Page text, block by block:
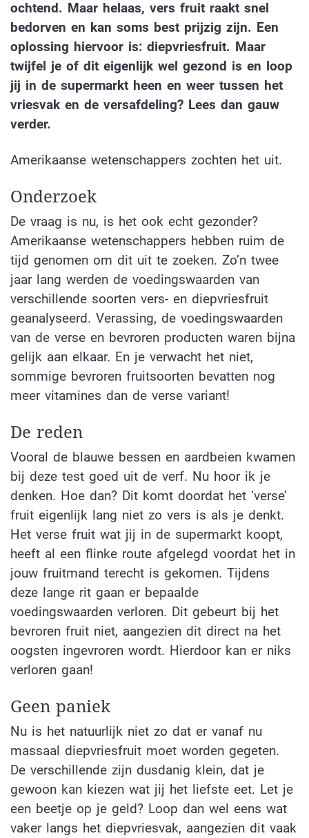
ochtend. Maar helaas, vers fruit raakt snel
bedorven en kan soms best prijzig zijn. Een
oplossing hiervoor is: diepvriesfruit. Maar
twijfel je of dit eigenlijk wel gezond is en loop
jij in de supermarkt heen en weer tussen het
vriesvak en de versafdeling? Lees dan gauw
verder.
Amerikaanse wetenschappers zochten het uit.
Onderzoek
De vraag is nu, is het ook echt gezonder?
Amerikaanse wetenschappers hebben ruim de
tijd genomen om dit uit te zoeken. Zo’n twee
jaar lang werden de voedingswaarden van
verschillende soorten vers- en diepvriesfruit
geanalyseerd. Verassing, de voedingswaarden
van de verse en bevroren producten waren bijna
gelijk aan elkaar. En je verwacht het niet,
sommige bevroren fruitsoorten bevatten nog
meer vitamines dan de verse variant!
De reden
Vooral de blauwe bessen en aardbeien kwamen
bij deze test goed uit de verf. Nu hoor ik je
denken. Hoe dan? Dit komt doordat het ‘verse’
fruit eigenlijk lang niet zo vers is als je denkt.
Het verse fruit wat jij in de supermarkt koopt,
heeft al een flinke route afgelegd voordat het in
jouw fruitmand terecht is gekomen. Tijdens
deze lange rit gaan er bepaalde
voedingswaarden verloren. Dit gebeurt bij het
bevroren fruit niet, aangezien dit direct na het
oogsten ingevroren wordt. Hierdoor kan er niks
verloren gaan!
Geen paniek
Nu is het natuurlijk niet zo dat er vanaf nu
massaal diepvriesfruit moet worden gegeten.
De verschillende zijn dusdanig klein, dat je
gewoon kan kiezen wat jij het liefste eet. Let je
een beetje op je geld? Loop dan wel eens wat
vaker langs het diepvriesvak, aangezien dit vaak